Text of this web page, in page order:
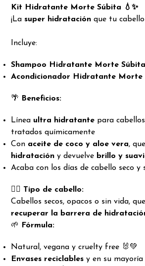
Kit Hidratante Morte Súbita 💧✨
¡Lasuper hidratación que tu
Incluye:
Shampoo Hidratante Morte Súbita
Acondicionador Hidratante Morte
🌴 Beneficios:
Línea ultra hidratante para
tratados químicamente
Con aceite de coco y aloe vera, que
hidratación y devuelve brillo y
Acaba con los días de cabello seco y
💇‍♀️ Tipo de cabello:
Cabellos secos, opacos o sin vida,
recuperar la barrera de
🌱
Fórmula:
Natural, vegana y cruelty free 🐰💚
Envases reciclables y en su